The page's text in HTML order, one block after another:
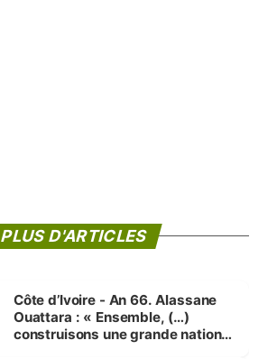
PLUS D'ARTICLES
Côte d’Ivoire - An 66. Alassane
Ouattara : « Ensemble, (…)
construisons une grande nation